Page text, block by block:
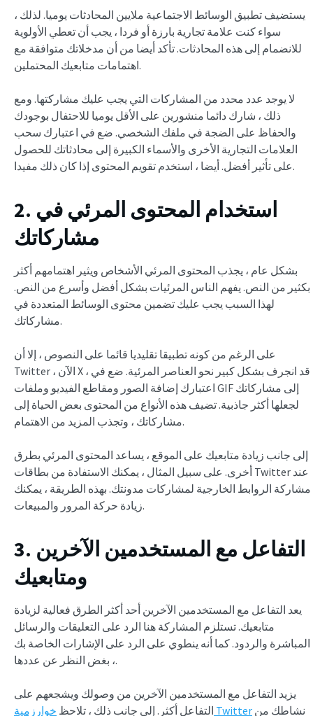
يستضيف تطبيق الوسائط الاجتماعية ملايين المحادثات يوميا. لذلك ،
سواء كنت علامة تجارية بارزة أو فردا ، يجب أن تعطي الأولوية
للانضمام إلى هذه المحادثات. تأكد أيضا من أن مدخلاتك متوافقة مع
اهتمامات متابعيك المحتملين.
لا يوجد عدد محدد من المشاركات التي يجب عليك مشاركتها. ومع
ذلك ، شارك دائما منشورين على الأقل يوميا للاحتفال بوجودك
والحفاظ على الضجة في ملفك الشخصي. ضع في اعتبارك سحب
العلامات التجارية الأخرى والأسماء الكبيرة إلى محادثاتك للحصول
على تأثير أفضل. أيضا ، استخدم تقويم المحتوى إذا كان ذلك مفيدا.
2. استخدام المحتوى المرئي في
مشاركاتك
بشكل عام ، يجذب المحتوى المرئي الأشخاص ويثير اهتمامهم أكثر
بكثير من النص. يفهم الناس المرئيات بشكل أفضل وأسرع من النص.
لهذا السبب يجب عليك تضمين محتوى الوسائط المتعددة في
مشاركاتك.
على الرغم من كونه تطبيقا تقليديا قائما على النصوص ، إلا أن
Twitter ، الآن X ، قد انجرف بشكل كبير نحو العناصر المرئية. ضع في
اعتبارك إضافة الصور ومقاطع الفيديو وملفات GIF إلى مشاركاتك
لجعلها أكثر جاذبية. تضيف هذه الأنواع من المحتوى بعض الحياة إلى
مشاركاتك ، وتجذب المزيد من الاهتمام.
إلى جانب زيادة متابعيك على الموقع ، يساعد المحتوى المرئي بطرق
أخرى. على سبيل المثال ، يمكنك الاستفادة من بطاقات Twitter عند
مشاركة الروابط الخارجية لمشاركات مدونتك. بهذه الطريقة ، يمكنك
زيادة حركة المرور والمبيعات.
3. التفاعل مع المستخدمين الآخرين
ومتابعيك
يعد التفاعل مع المستخدمين الآخرين أحد أكثر الطرق فعالية لزيادة
متابعيك. تستلزم المشاركة هنا الرد على التعليقات والرسائل
المباشرة والردود. كما أنه ينطوي على الرد على الإشارات الخاصة بك
، بغض النظر عن عددها.
يزيد التفاعل مع المستخدمين الآخرين من وصولك ويشجعهم على
التفاعل أكثر. إلى جانب ذلك ، تلاحظ خوارزمية Twitter